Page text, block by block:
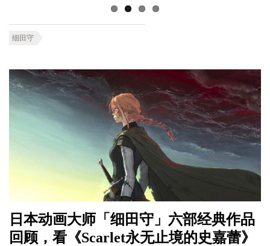
细田守
日本动画大师「细田守」六部经典作品
回顾，看《Scarlet永无止境的史嘉蕾》